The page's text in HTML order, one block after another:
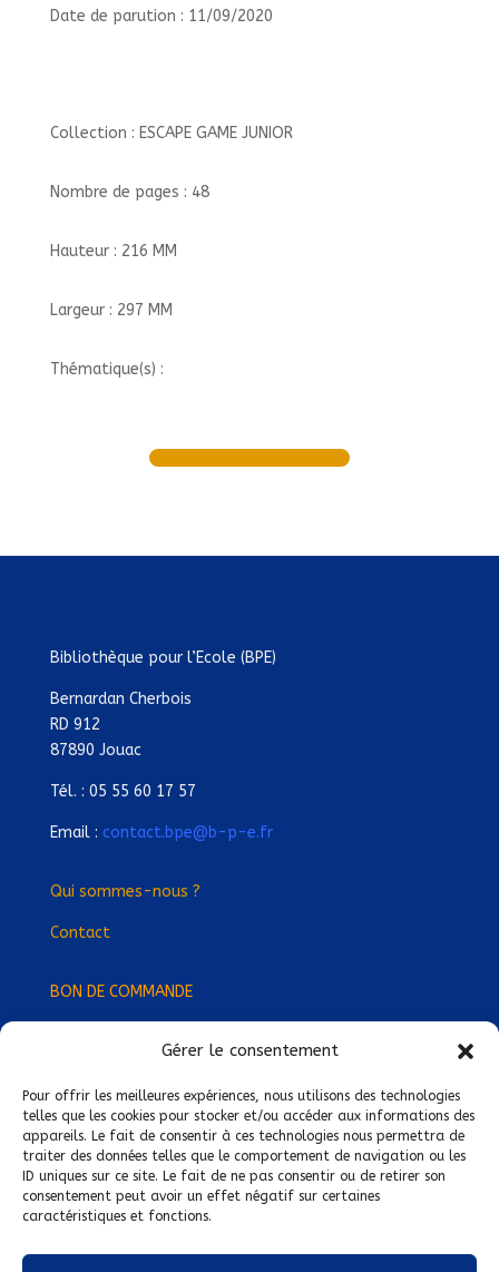
Gérer le consentement
Pour offrir les meilleures expériences, nous utilisons des technologies
telles que les cookies pour stocker et/ou accéder aux informations des
appareils. Le fait de consentir à ces technologies nous permettra de
traiter des données telles que le comportement de navigation ou les
ID uniques sur ce site. Le fait de ne pas consentir ou de retirer son
consentement peut avoir un effet négatif sur certaines
caractéristiques et fonctions.
Date de parution : 11/09/2020
Collection : ESCAPE GAME JUNIOR
Nombre de pages : 48
Hauteur : 216 MM
Largeur : 297 MM
Thématique(s) :
Bibliothèque pour l’Ecole (BPE)
Bernardan Cherbois
RD 912
87890 Jouac
Tél. : 05 55 60 17 57
Email : contact.bpe@b-p-e.fr
Qui sommes-nous ?
Contact
BON DE COMMANDE
Devenez Délégué·e Régional·e !
Trouvez-nous près de chez vous !
Mentions légales
Conditions générales de vente
Politique de confidentialité